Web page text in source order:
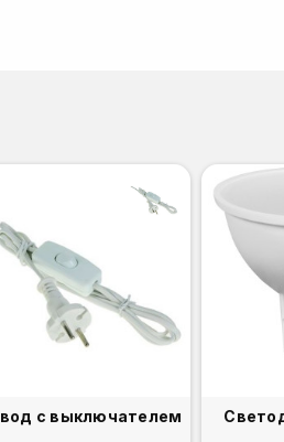
с выключателем